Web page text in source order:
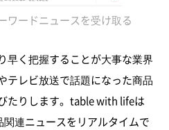
ワードニュースを受け取る
早く把握することが大事な業界
テレビ放送で話題になった商品
たりします。table with lifeは
連ニュースをリアルタイムで